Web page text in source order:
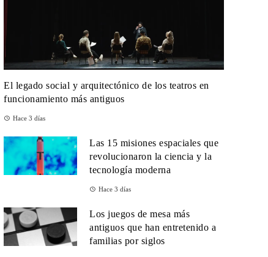
El legado social y arquitectónico de los teatros en
funcionamiento más antiguos
Hace 3 días
Las 15 misiones espaciales que
revolucionaron la ciencia y la
tecnología moderna
Hace 3 días
Los juegos de mesa más
antiguos que han entretenido a
familias por siglos